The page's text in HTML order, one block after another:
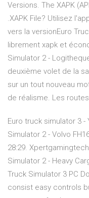
Versions. The XAPK
.XAPK File? Utilisez
vers la versionEuro
librement xapk et
Simulator 2 -
deuxième volet de la
sur un tout nouveau
de réalisme. Les
Euro truck simulator 3 -
Simulator 2 - Volvo
28:29.
Simulator 2 - Heavy
Truck Simulator 3 PC
consist easy controls